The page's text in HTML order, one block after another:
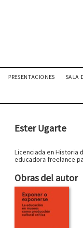
PRESENTACIONES SALA
Ester Ugarte
Licenciada en Historia
educadora freelance
Obras del autor